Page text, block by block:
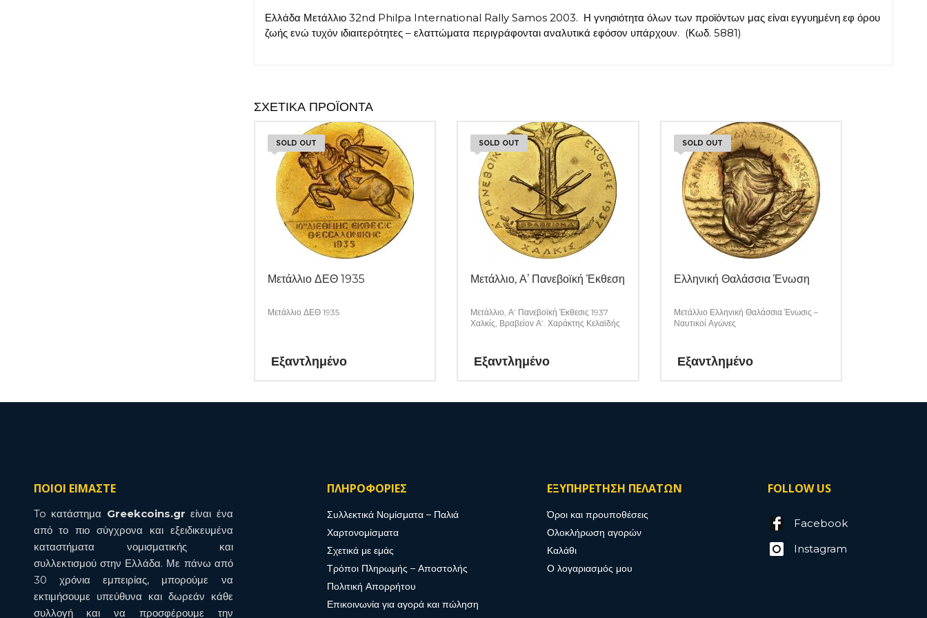
Ελλάδα Μετάλλιο 32nd Philpa International Rally Samos 2003. Η γνησιότητα όλων των προϊόντων μας είναι εγγυημένη εφ όρου
ζωής ενώ τυχόν ιδιαιτερότητες – ελαττώματα περιγράφονται αναλυτικά εφόσον υπάρχουν. (Κωδ. 5881)
ΣΧΕΤΙΚΆ ΠΡΟΪΌΝΤΑ
SOLD OUT
Μετάλλιο ΔΕΘ 1935
Μετάλλιο ΔΕΘ 1935
Εξαντλημένο
SOLD OUT
Μετάλλιο, Α’ Πανεβοϊκή Έκθεση
Μετάλλιο, Α’ Πανεβοϊκή Έκθεσις 1937
Χαλκίς, Βραβείον Α’. Χαράκτης Κελαϊδής
Εξαντλημένο
SOLD OUT
Ελληνική Θαλάσσια Ένωση
Μετάλλιο Ελληνική Θαλάσσια Ένωσις –
Ναυτικοί Αγώνες
Εξαντλημένο
ΠΟΙΟΙ ΕΙΜΑΣΤΕ
To κατάστημα Greekcoins.gr είναι ένα
από το πιο σύγχρονα και εξειδικευμένα
καταστήματα νομισματικής και
συλλεκτισμού στην Ελλάδα. Με πάνω από
30 χρόνια εμπειρίας, μπορούμε να
εκτιμήσουμε υπεύθυνα και δωρεάν κάθε
συλλογή και να προσφέρουμε την
ΠΛΗΡΟΦΟΡΙΕΣ
Συλλεκτικά Νομίσματα – Παλιά
Χαρτονομίσματα
Σχετικά με εμάς
Τρόποι Πληρωμής – Αποστολής
Πολιτική Απορρήτου
Επικοινωνία για αγορά και πώληση
ΕΞΥΠΗΡΕΤΗΣΗ ΠΕΛΑΤΩΝ
Όροι και προυποθέσεις
Ολοκλήρωση αγορών
Καλάθι
Ο λογαριασμός μου
FOLLOW US
Facebook
Instagram